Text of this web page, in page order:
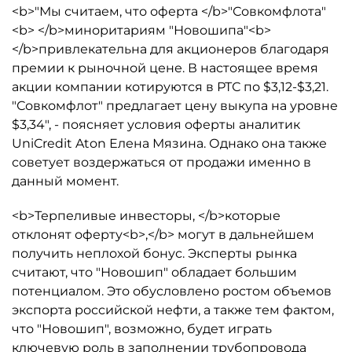
<b>"Мы считаем, что оферта </b>"Совкомфлота"
<b> </b>миноритариям "Новошипа"<b>
</b>привлекательна для акционеров благодаря
премии к рыночной цене. В настоящее время
акции компании котируются в РТС по $3,12-$3,21.
"Совкомфлот" предлагает цену выкупа на уровне
$3,34", - поясняет условия оферты аналитик
UniCredit Aton Елена Мязина. Однако она также
советует воздержаться от продажи именно в
данный момент.
<b>Терпеливые инвесторы, </b>которые
отклонят оферту<b>,</b> могут в дальнейшем
получить неплохой бонус. Эксперты рынка
считают, что "Новошип" обладает большим
потенциалом. Это обусловлено ростом объемов
экспорта российской нефти, а также тем фактом,
что "Новошип", возможно, будет играть
ключевую роль в заполнении трубопровода